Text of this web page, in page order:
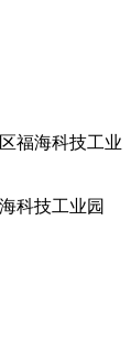
福海科技工业
科技工业园